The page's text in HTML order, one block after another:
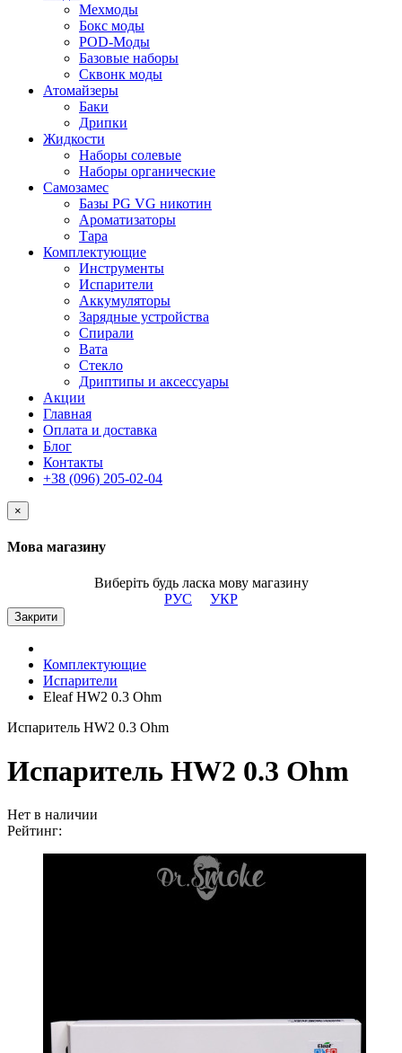
Мехмоды
Бокс моды
POD-Моды
Базовые наборы
Сквонк моды
Атомайзеры
Баки
Дрипки
Жидкости
Наборы солевые
Наборы органические
Самозамес
Базы PG VG никотин
Ароматизаторы
Тара
Комплектующие
Инструменты
Испарители
Аккумуляторы
Зарядные устройства
Спирали
Вата
Стекло
Дриптипы и аксессуары
Акции
Главная
Оплата и доставка
Блог
Контакты
+38 (096) 205-02-04
×
Мова магазину
Виберіть будь ласка мову магазину
РУС
УКР
Закрити
Комплектующие
Испарители
Eleaf HW2 0.3 Ohm
Испаритель HW2 0.3 Ohm
Испаритель HW2 0.3 Ohm
Нет в наличии
Рейтинг: